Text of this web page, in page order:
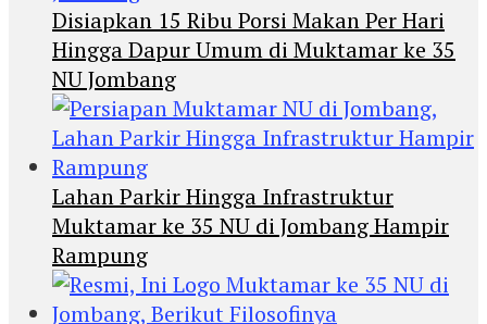
Disiapkan 15 Ribu Porsi Makan Per Hari
Hingga Dapur Umum di Muktamar ke 35
NU Jombang
Lahan Parkir Hingga Infrastruktur
Muktamar ke 35 NU di Jombang Hampir
Rampung